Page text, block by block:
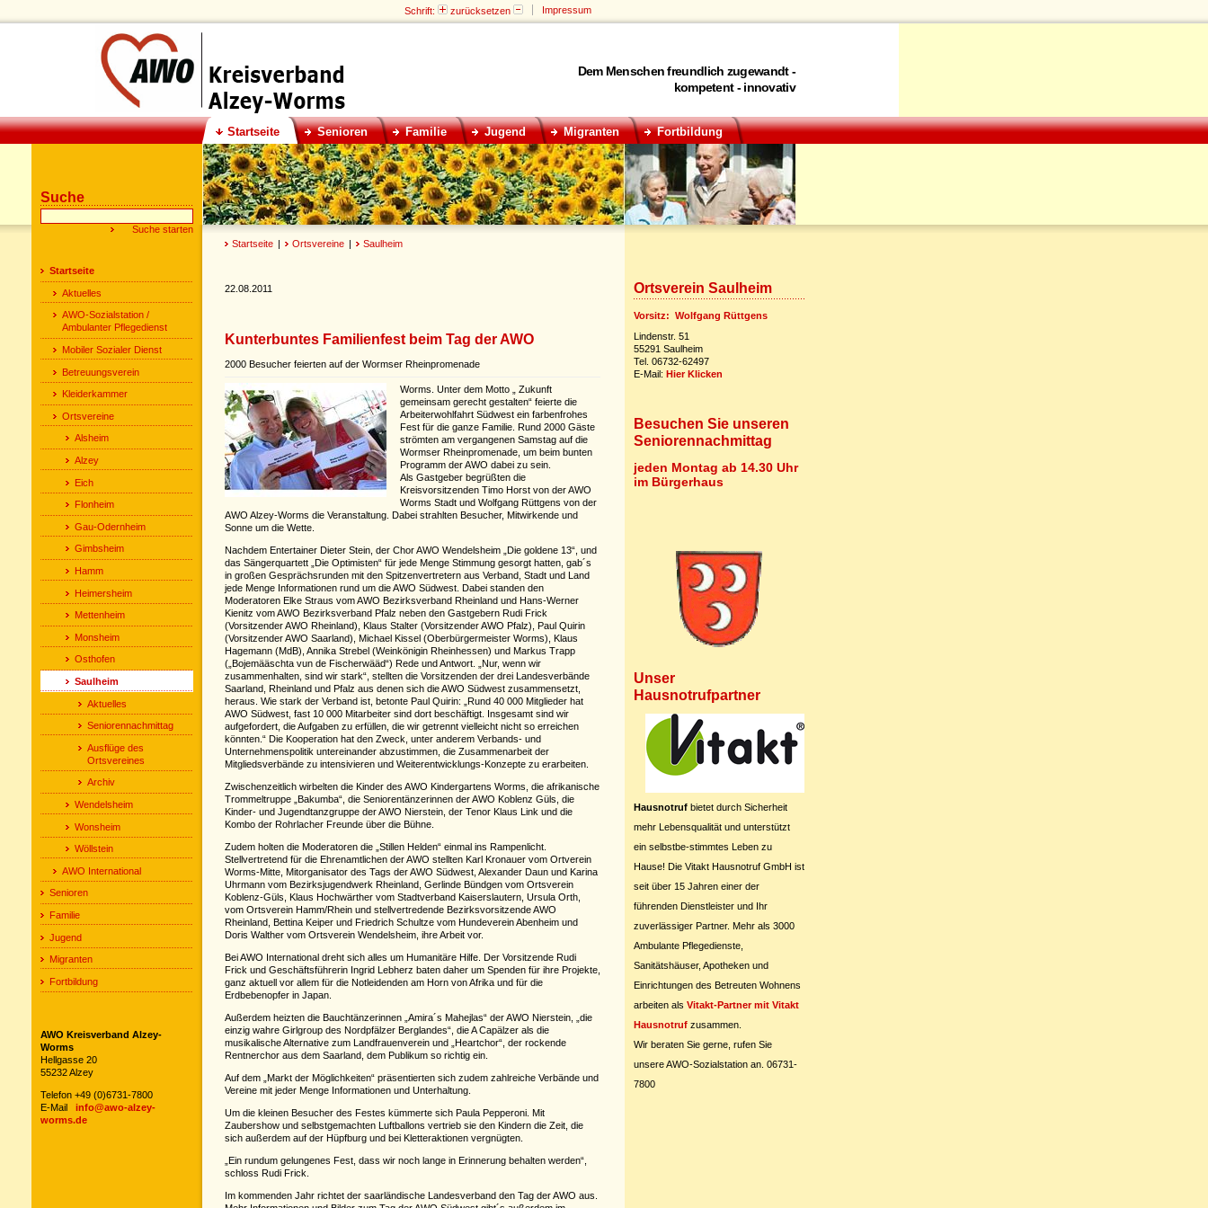
Startseite | Ortsvereine | Saulheim
22.08.2011
Kunterbuntes Familienfest beim Tag der AWO
2000 Besucher feierten auf der Wormser Rheinpromenade
Worms. Unter dem Motto „ Zukunft
gemeinsam gerecht gestalten“ feierte die
Arbeiterwohlfahrt Südwest ein farbenfrohes
Fest für die ganze Familie. Rund 2000 Gäste
strömten am vergangenen Samstag auf die
Wormser Rheinpromenade, um beim bunten
Programm der AWO dabei zu sein.
Als Gastgeber begrüßten die
Kreisvorsitzenden Timo Horst von der AWO
Worms Stadt und Wolfgang Rüttgens von der
AWO Alzey-Worms die Veranstaltung. Dabei strahlten Besucher, Mitwirkende und
Sonne um die Wette.
Nachdem Entertainer Dieter Stein, der Chor AWO Wendelsheim „Die goldene 13“, und
das Sängerquartett „Die Optimisten“ für jede Menge Stimmung gesorgt hatten, gab´s
in großen Gesprächsrunden mit den Spitzenvertretern aus Verband, Stadt und Land
jede Menge Informationen rund um die AWO Südwest. Dabei standen den
Moderatoren Elke Straus vom AWO Bezirksverband Rheinland und Hans-Werner
Kienitz vom AWO Bezirksverband Pfalz neben den Gastgebern Rudi Frick
(Vorsitzender AWO Rheinland), Klaus Stalter (Vorsitzender AWO Pfalz), Paul Quirin
(Vorsitzender AWO Saarland), Michael Kissel (Oberbürgermeister Worms), Klaus
Hagemann (MdB), Annika Strebel (Weinkönigin Rheinhessen) und Markus Trapp
(„Bojemääschta vun de Fischerwääd“) Rede und Antwort. „Nur, wenn wir
zusammenhalten, sind wir stark“, stellten die Vorsitzenden der drei Landesverbände
Saarland, Rheinland und Pfalz aus denen sich die AWO Südwest zusammensetzt,
heraus. Wie stark der Verband ist, betonte Paul Quirin: „Rund 40 000 Mitglieder hat
AWO Südwest, fast 10 000 Mitarbeiter sind dort beschäftigt. Insgesamt sind wir
aufgefordert, die Aufgaben zu erfüllen, die wir getrennt vielleicht nicht so erreichen
könnten.“ Die Kooperation hat den Zweck, unter anderem Verbands- und
Unternehmenspolitik untereinander abzustimmen, die Zusammenarbeit der
Mitgliedsverbände zu intensivieren und Weiterentwicklungs-Konzepte zu erarbeiten.
Zwischenzeitlich wirbelten die Kinder des AWO Kindergartens Worms, die afrikanische
Trommeltruppe „Bakumba“, die Seniorentänzerinnen der AWO Koblenz Güls, die
Kinder- und Jugendtanzgruppe der AWO Nierstein, der Tenor Klaus Link und die
Kombo der Rohrlacher Freunde über die Bühne.
Zudem holten die Moderatoren die „Stillen Helden“ einmal ins Rampenlicht.
Stellvertretend für die Ehrenamtlichen der AWO stellten Karl Kronauer vom Ortverein
Worms-Mitte, Mitorganisator des Tags der AWO Südwest, Alexander Daun und Karina
Uhrmann vom Bezirksjugendwerk Rheinland, Gerlinde Bündgen vom Ortsverein
Koblenz-Güls, Klaus Hochwärther vom Stadtverband Kaiserslautern, Ursula Orth,
vom Ortsverein Hamm/Rhein und stellvertredende Bezirksvorsitzende AWO
Rheinland, Bettina Keiper und Friedrich Schultze vom Hundeverein Abenheim und
Doris Walther vom Ortsverein Wendelsheim, ihre Arbeit vor.
Bei AWO International dreht sich alles um Humanitäre Hilfe. Der Vorsitzende Rudi
Frick und Geschäftsführerin Ingrid Lebherz baten daher um Spenden für ihre Projekte,
ganz aktuell vor allem für die Notleidenden am Horn von Afrika und für die
Erdbebenopfer in Japan.
Außerdem heizten die Bauchtänzerinnen „Amira´s Mahejlas“ der AWO Nierstein, „die
einzig wahre Girlgroup des Nordpfälzer Berglandes“, die A Capälzer als die
musikalische Alternative zum Landfrauenverein und „Heartchor“, der rockende
Rentnerchor aus dem Saarland, dem Publikum so richtig ein.
Auf dem „Markt der Möglichkeiten“ präsentierten sich zudem zahlreiche Verbände und
Vereine mit jeder Menge Informationen und Unterhaltung.
Um die kleinen Besucher des Festes kümmerte sich Paula Pepperoni. Mit
Zaubershow und selbstgemachten Luftballons vertrieb sie den Kindern die Zeit, die
sich außerdem auf der Hüpfburg und bei Kletteraktionen vergnügten.
„Ein rundum gelungenes Fest, dass wir noch lange in Erinnerung behalten werden“,
schloss Rudi Frick.
Im kommenden Jahr richtet der saarländische Landesverband den Tag der AWO aus.
Ortsverein Saulheim
Vorsitz: Wolfgang Rüttgens
Lindenstr. 51
55291 Saulheim
Tel. 06732-62497
E-Mail: Hier Klicken
Besuchen Sie unseren
Seniorennachmittag
jeden Montag ab 14.30 Uhr
im Bürgerhaus
Unser
Hausnotrufpartner
Hausnotruf bietet durch Sicherheit
mehr Lebensqualität und unterstützt
ein selbstbe-stimmtes Leben zu
Hause! Die Vitakt Hausnotruf GmbH ist
seit über 15 Jahren einer der
führenden Dienstleister und Ihr
zuverlässiger Partner. Mehr als 3000
Ambulante Pflegedienste,
Sanitätshäuser, Apotheken und
Einrichtungen des Betreuten Wohnens
arbeiten als Vitakt-Partner mit Vitakt
Hausnotruf zusammen.
Wir beraten Sie gerne, rufen Sie
unsere AWO-Sozialstation an. 06731-
7800
Suche
Startseite
Aktuelles
AWO-Sozialstation /
Ambulanter Pflegedienst
Mobiler Sozialer Dienst
Betreuungsverein
Kleiderkammer
Ortsvereine
Alsheim
Alzey
Eich
Flonheim
Gau-Odernheim
Gimbsheim
Hamm
Heimersheim
Mettenheim
Monsheim
Osthofen
Saulheim
Aktuelles
Seniorennachmittag
Ausflüge des
Ortsvereines
Archiv
Wendelsheim
Wonsheim
Wöllstein
AWO International
Senioren
Familie
Jugend
Migranten
Fortbildung
AWO Kreisverband Alzey-
Worms
Hellgasse 20
55232 Alzey
Telefon +49 (0)6731-7800
E-Mail info@awo-alzey-
worms.de
Schrift: zurücksetzen Impressum
Dem Menschen freundlich zugewandt -
kompetent - innovativ
Startseite Senioren Familie Jugend Migranten Fortbildung